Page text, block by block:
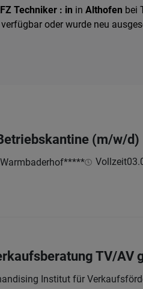
Techniker : in in Althofen bei
oder wurde neu
(m/w/d)
Vollzeit
TV/AV
Institut für